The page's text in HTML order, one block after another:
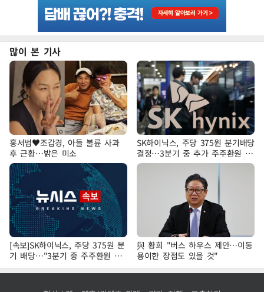
많이 본 기사
홍서범♥조갑경, 아들 불륜 사과
후 근황…밝은 미소
SK하이닉스, 주당 375원 분기배당
결정…3분기 중 추가 주주환원 발
표
[속보]SK하이닉스, 주당 375원 분
기 배당…"3분기 중 주주환원 방
안 확정"
與 황희 "버스 하우스 제안…이동
용이한 장점도 있을 것"